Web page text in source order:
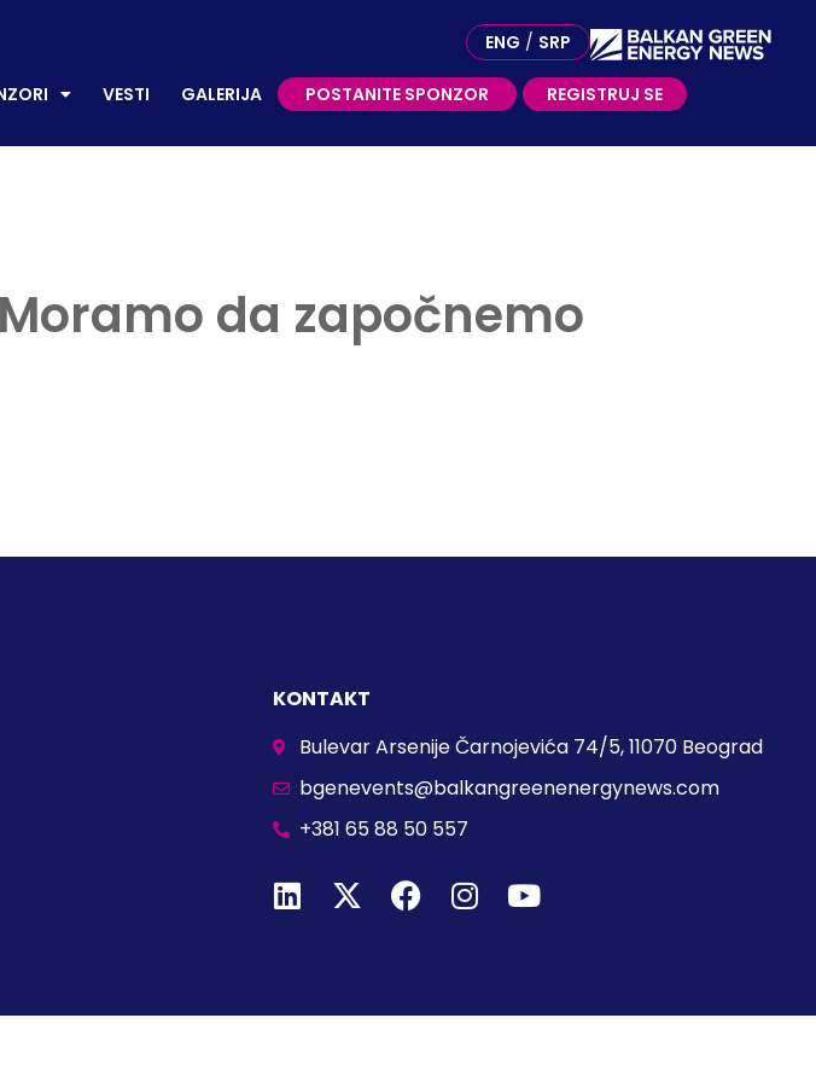
ENG / SRP
VESTI GALERIJA POSTANITE SPONZOR REGISTRUJ SE
da započnemo
KONTAKT
Bulevar Arsenije Čarnojevića 74/5, 11070 Beograd
bgenevents@balkangreenenergynews.com
+381 65 88 50 557